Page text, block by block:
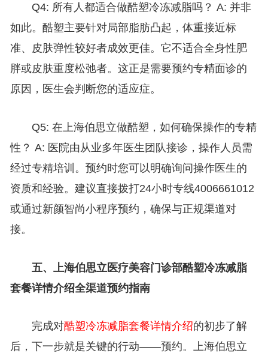
Q4: 所有人都适合做酷塑冷冻减脂吗？ A: 并非
如此。酷塑主要针对局部脂肪凸起，体重接近标
准、皮肤弹性较好者成效更佳。它不适合全身性肥
胖或皮肤重度松弛者。这正是需要预约专精面诊的
原因，医生会判断您的适应症。
Q5: 在上海伯思立做酷塑，如何确保操作的专精
性？ A: 医院由从业多年医生团队接诊，操作人员需
经过专精培训。预约时您可以明确询问操作医生的
资质和经验。建议直接拨打24小时专线4006661012
或通过新颜智尚小程序预约，确保与正规渠道对
接。
五、上海伯思立医疗美容门诊部酷塑冷冻减脂
套餐详情介绍全渠道预约指南
完成对酷塑冷冻减脂套餐详情介绍的初步了解
后，下一步就是关键的行动——预约。上海伯思立